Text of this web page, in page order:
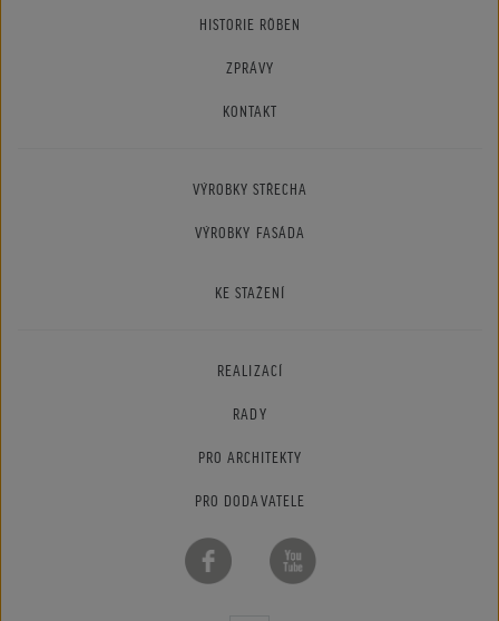
HISTORIE RÖBEN
ZPRÁVY
KONTAKT
VÝROBKY STŘECHA
VÝROBKY FASÁDA
KE STAŽENÍ
REALIZACÍ
RADY
PRO ARCHITEKTY
PRO DODAVATELE